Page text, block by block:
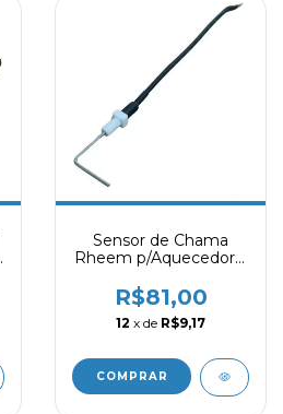
Sensor de Chama
Rheem p/Aquecedor a
PR101130037
R$81,00
12 x de R$9,17